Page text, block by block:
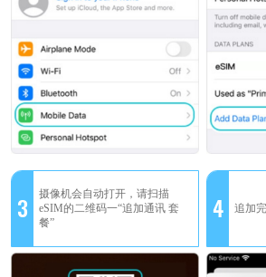
3
摄像机会自动打开，请扫描
eSIM的二维码一“追加通讯 套
餐”
4 追加